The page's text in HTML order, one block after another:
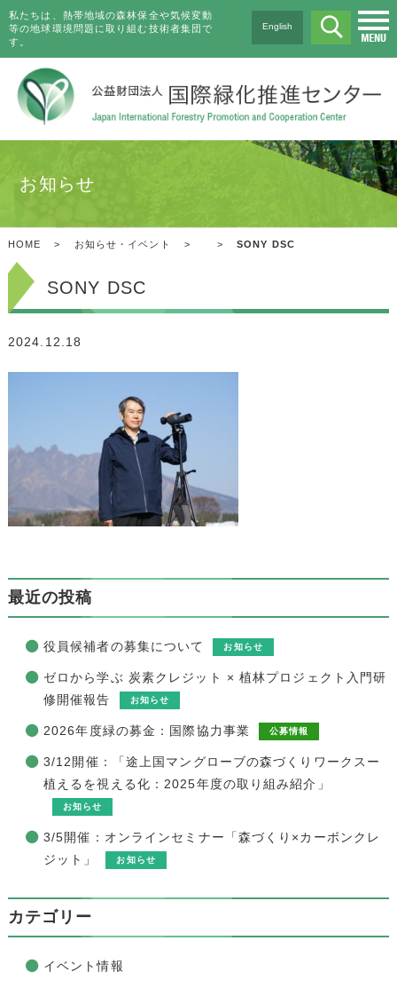
私たちは、熱帯地域の森林保全や気候変動
等の地球環境問題に取り組む技術者集団で
す。
English
お知らせ
HOME > お知らせ・イベント > > SONY DSC
SONY DSC
2024.12.18
最近の投稿
役員候補者の募集について お知らせ
ゼロから学ぶ 炭素クレジット × 植林プロジェクト入門研
修開催報告
お知らせ
2026年度緑の募金：国際協力事業 公募情報
3/12開催：「途上国マングローブの森づくりワークスー
植えるを視える化：2025年度の取り組み紹介」
お知らせ
3/5開催：オンラインセミナー「森づくり×カーボンクレ
ジット」
お知らせ
カテゴリー
イベント情報